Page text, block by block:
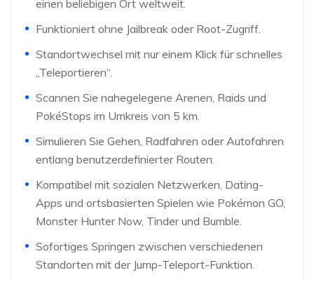
einen beliebigen Ort weltweit.
Funktioniert ohne Jailbreak oder Root-Zugriff.
Standortwechsel mit nur einem Klick für schnelles
„Teleportieren“.
Scannen Sie nahegelegene Arenen, Raids und
PokéStops im Umkreis von 5 km.
Simulieren Sie Gehen, Radfahren oder Autofahren
entlang benutzerdefinierter Routen.
Kompatibel mit sozialen Netzwerken, Dating-
Apps und ortsbasierten Spielen wie Pokémon GO,
Monster Hunter Now, Tinder und Bumble.
Sofortiges Springen zwischen verschiedenen
Standorten mit der Jump-Teleport-Funktion.